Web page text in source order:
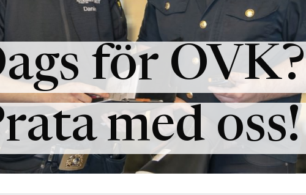
för OVK?
med oss!